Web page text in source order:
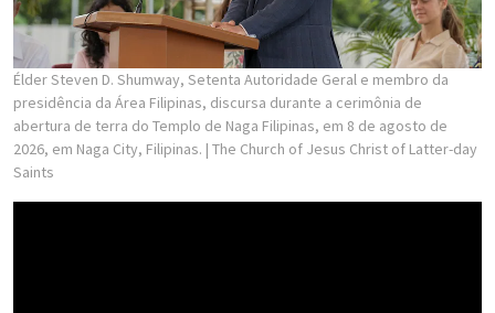
Élder Steven D. Shumway, Setenta Autoridade Geral e membro da
presidência da Área Filipinas, discursa durante a cerimônia de
abertura de terra do Templo de Naga Filipinas, em 8 de agosto de
2026, em Naga City, Filipinas. | The Church of Jesus Christ of Latter-day
Saints